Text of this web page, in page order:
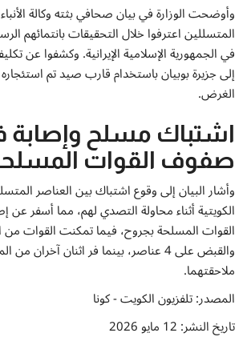
وأوضحت الوزارة في بيان صحافي بثته وكالة الأنباء
المتسللين اعترفوا خلال التحقيقات بانتمائهم
في الجمهورية الإسلامية الإيرانية. وكشفوا عن
إلى جزيرة بوبيان باستخدام قارب صيد تم
الغرض.
اشتباك مسلح وإصابة
صفوف القوات
وأشار البيان إلى وقوع اشتباك بين العناصر
الكويتية أثناء محاولة التصدي لهم، مما أسفر
القوات المسلحة بجروح، فيما تمكنت القوات من
والقبض على 4 عناصر، بينما فر اثنان
ملاحقتهما.
المصدر: تلفزيون الكويت - كونا
تاريخ النشر: 12 مايو 2026